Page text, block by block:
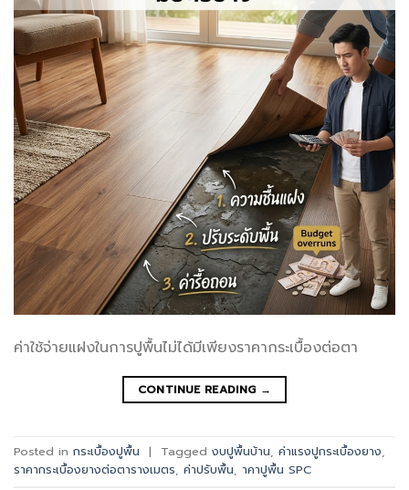
ค่าใช้จ่ายแฝงในการปูพื้นไม่ได้มีเพียงราคากระเบื้องต่อตา
CONTINUE READING →
Posted in กระเบื้องปูพื้น | Tagged งบปูพื้นบ้าน, ค่าแรงปูกระเบื้องยาง,
ราคากระเบื้องยางต่อตารางเมตร, ค่าปรับพื้น, าคาปูพื้น SPC